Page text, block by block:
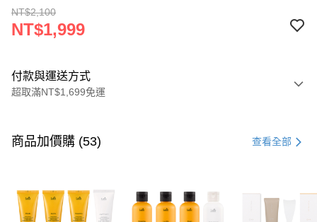
NT$2,100
NT$1,999
付款與運送方式
超取滿NT$1,699免運
信用卡一次付款
3 期 0 利率 每期NT$666
合作金庫商業銀行
第一商業銀行
6 期 0 利率 每期 NT$333 21家銀行
商品加價購 (53) 查看全部